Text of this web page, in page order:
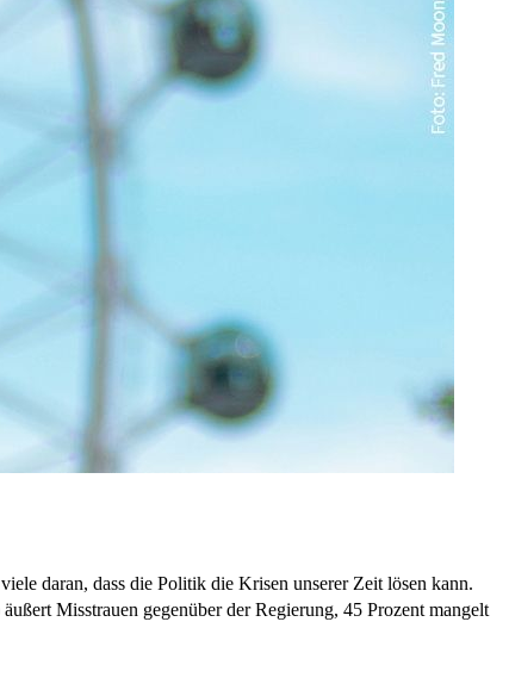
daran, dass die Politik die Krisen unserer Zeit lösen kann.
Misstrauen gegenüber der Regierung, 45 Prozent mangelt